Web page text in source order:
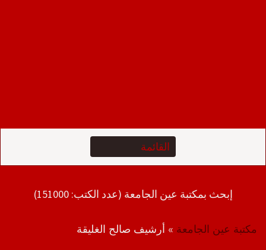
إبحث بمكتبة عين الجامعة (عدد الكتب: 151000)
مكتبة عين الجامعة » أرشيف صالح الغليقة